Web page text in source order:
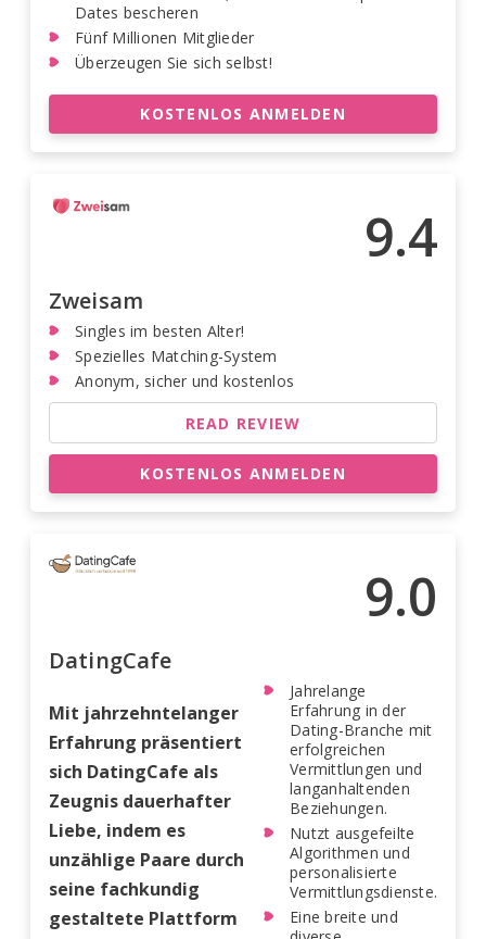
Dates bescheren
Fünf Millionen Mitglieder
Überzeugen Sie sich selbst!
KOSTENLOS ANMELDEN
9.4
Zweisam
Singles im besten Alter!
Spezielles Matching-System
Anonym, sicher und kostenlos
READ REVIEW
KOSTENLOS ANMELDEN
9.0
DatingCafe
Mit jahrzehntelanger
Erfahrung präsentiert
sich DatingCafe als
Zeugnis dauerhafter
Liebe, indem es
unzählige Paare durch
seine fachkundig
gestaltete Plattform
Jahrelange
Erfahrung in der
Dating-Branche mit
erfolgreichen
Vermittlungen und
langanhaltenden
Beziehungen.
Nutzt ausgefeilte
Algorithmen und
personalisierte
Vermittlungsdienste.
Eine breite und